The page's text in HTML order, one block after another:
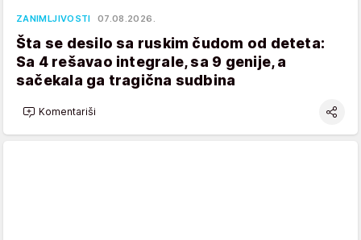
ZANIMLJIVOSTI 07.08.2026.
Šta se desilo sa ruskim čudom od deteta:
Sa 4 rešavao integrale, sa 9 genije, a
sačekala ga tragična sudbina
Komentariši